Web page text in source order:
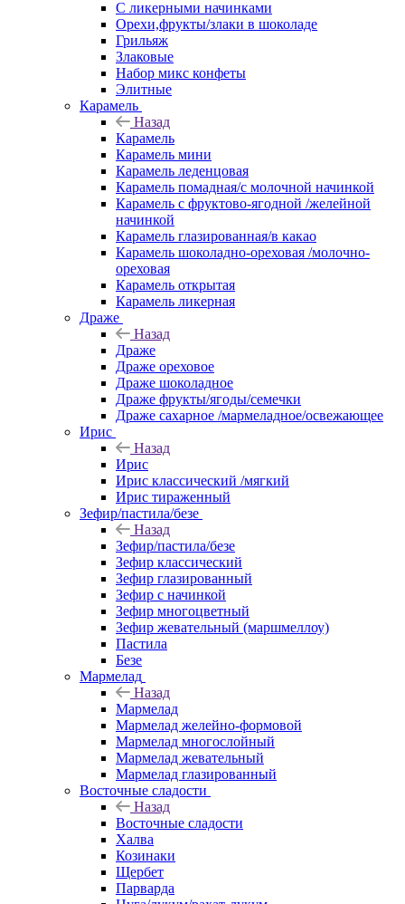
С ликерными начинками
Орехи,фрукты/злаки в шоколаде
Грильяж
Злаковые
Набор микс конфеты
Элитные
Карамель
Назад
Карамель
Карамель мини
Карамель леденцовая
Карамель помадная/с молочной начинкой
Карамель с фруктово-ягодной /желейной
начинкой
Карамель глазированная/в какао
Карамель шоколадно-ореховая /молочно-
ореховая
Карамель открытая
Карамель ликерная
Драже
Назад
Драже
Драже ореховое
Драже шоколадное
Драже фрукты/ягоды/семечки
Драже сахарное /мармеладное/освежающее
Ирис
Назад
Ирис
Ирис классический /мягкий
Ирис тираженный
Зефир/пастила/безе
Назад
Зефир/пастила/безе
Зефир классический
Зефир глазированный
Зефир с начинкой
Зефир многоцветный
Зефир жевательный (маршмеллоу)
Пастила
Безе
Мармелад
Назад
Мармелад
Мармелад желейно-формовой
Мармелад многослойный
Мармелад жевательный
Мармелад глазированный
Восточные сладости
Назад
Восточные сладости
Халва
Козинаки
Щербет
Парварда